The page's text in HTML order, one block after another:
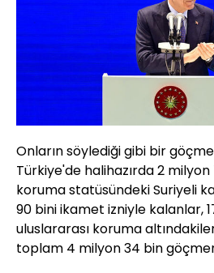
Onların söylediği gibi bir
Türkiye'de halihazırda 2
koruma statüsündeki Suriyeli
90 bini ikamet izniyle kalanlar,
uluslararası koruma
toplam 4 milyon 34 bin